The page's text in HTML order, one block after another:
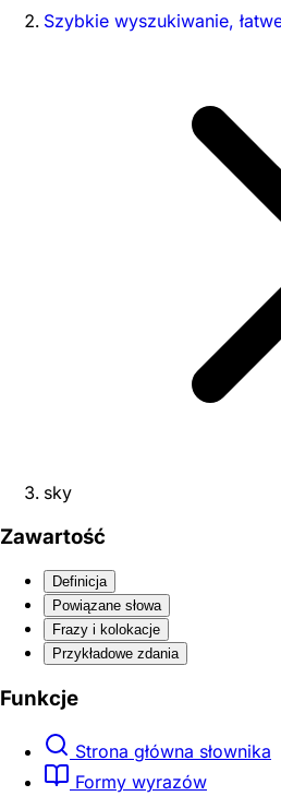
Szybkie wyszukiwanie,
sky
Zawartość
Definicja
Powiązane słowa
Frazy i kolokacje
Przykładowe zdania
Funkcje
Strona główna słownika
Formy wyrazów